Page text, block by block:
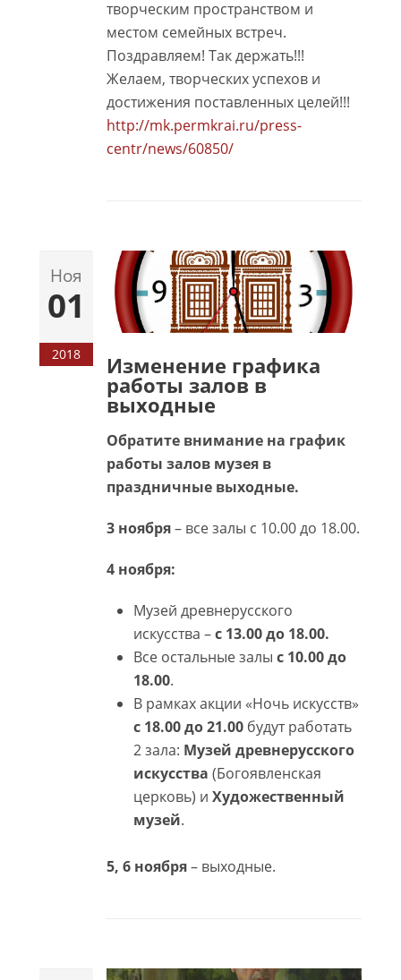
творческим пространством и
местом семейных встреч.
Поздравляем! Так держать!!!
Желаем, творческих успехов и
достижения поставленных целей!!!
http://mk.permkrai.ru/press-
centr/news/60850/
Ноя
01
2018 Изменение графика
работы залов в
выходные
Обратите внимание на график
работы залов музея в
праздничные выходные.
3 ноября– все залы с 10.00 до 18.00.
4 ноября:
Музей древнерусского
искусства –с 13.00 до 18.00.
Все остальные залы с 10.00 до
18.00.
В рамках акции «Ночь искусств»
с 18.00 до 21.00 будут работать
2 зала: Музей древнерусского
искусства (Богоявленская
церковь) и Художественный
музей.
5, 6 ноября– выходные.